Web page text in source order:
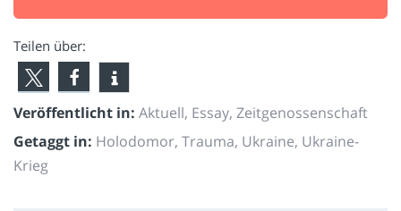
Teilen über:
Veröffentlicht in: Aktuell, Essay, Zeitgenossenschaft
Getaggt in: Holodomor, Trauma, Ukraine, Ukraine-
Krieg